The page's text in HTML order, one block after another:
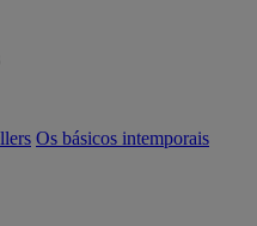
Os básicos intemporais